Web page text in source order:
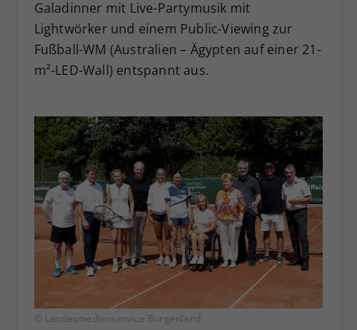
Galadinner mit Live-Partymusik mit
Lightwörker und einem Public-Viewing zur
Fußball-WM (Australien – Ägypten auf einer 21-
m²-LED-Wall) entspannt aus.
© Landesmedienservice Burgenland